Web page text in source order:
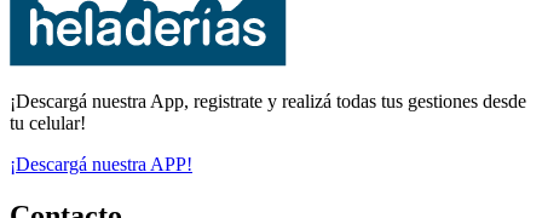
¡Descargá nuestra App, registrate y realizá todas tus gestiones desde
tu celular!
¡Descargá nuestra APP!